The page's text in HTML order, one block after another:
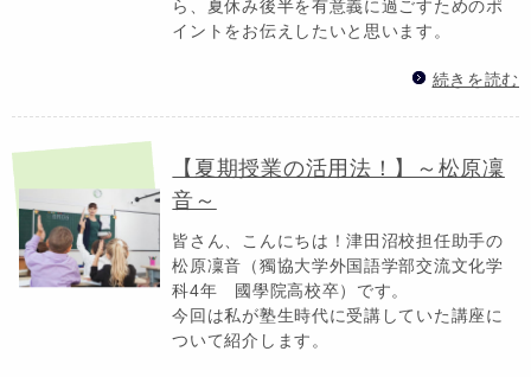
ら、夏休み後半を有意義に過ごすためのポ
イントをお伝えしたいと思います。
続きを読む
【夏期授業の活用法！】～松原凜
音～
皆さん、こんにちは！津田沼校担任助手の
松原凜音（獨協大学外国語学部交流文化学
科4年 國學院高校卒）です。
今回は私が塾生時代に受講していた講座に
ついて紹介します。